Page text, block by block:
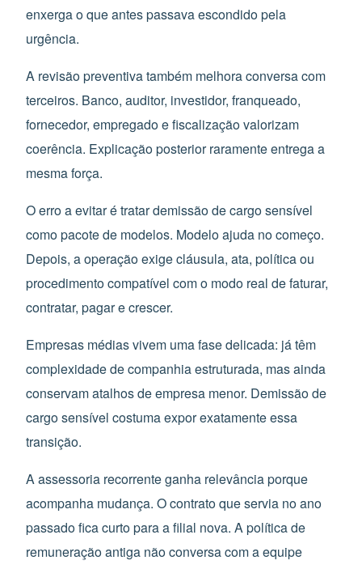
enxerga o que antes passava escondido pela
urgência.
A revisão preventiva também melhora conversa com
terceiros. Banco, auditor, investidor, franqueado,
fornecedor, empregado e fiscalização valorizam
coerência. Explicação posterior raramente entrega a
mesma força.
O erro a evitar é tratar demissão de cargo sensível
como pacote de modelos. Modelo ajuda no começo.
Depois, a operação exige cláusula, ata, política ou
procedimento compatível com o modo real de faturar,
contratar, pagar e crescer.
Empresas médias vivem uma fase delicada: já têm
complexidade de companhia estruturada, mas ainda
conservam atalhos de empresa menor. Demissão de
cargo sensível costuma expor exatamente essa
transição.
A assessoria recorrente ganha relevância porque
acompanha mudança. O contrato que servia no ano
passado fica curto para a filial nova. A política de
remuneração antiga não conversa com a equipe